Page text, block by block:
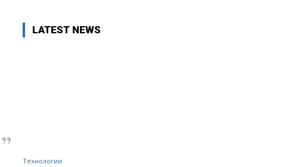
LATEST NEWS
Технологии